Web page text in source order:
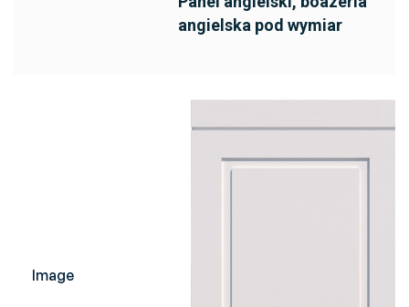
angielska pod wymiar
Image